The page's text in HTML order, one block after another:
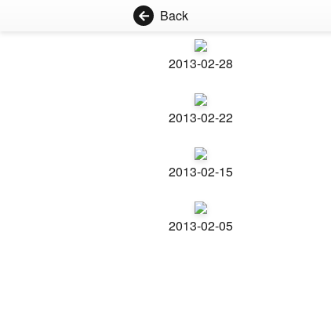
Back
2013-02-28
2013-02-22
2013-02-15
2013-02-05